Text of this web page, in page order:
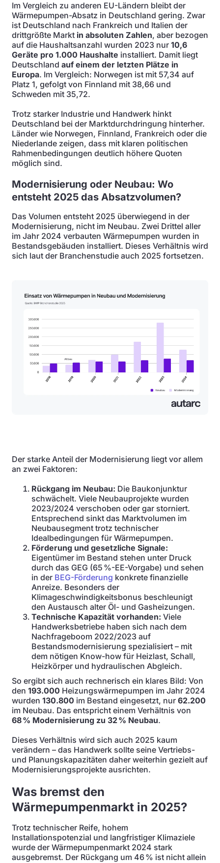
Im Vergleich zu anderen EU-Ländern bleibt der
Wärmepumpen-Absatz in Deutschland gering. Zwar
ist Deutschland nach Frankreich und Italien der
drittgrößte Markt in absoluten Zahlen, aber bezogen
auf die Haushaltsanzahl wurden 2023 nur 10,6
Geräte pro 1.000 Haushalte installiert. Damit liegt
Deutschland auf einem der letzten Plätze in
Europa. Im Vergleich: Norwegen ist mit 57,34 auf
Platz 1, gefolgt von Finnland mit 38,66 und
Schweden mit 35,72.
Trotz starker Industrie und Handwerk hinkt
Deutschland bei der Marktdurchdringung hinterher.
Länder wie Norwegen, Finnland, Frankreich oder die
Niederlande zeigen, dass mit klaren politischen
Rahmenbedingungen deutlich höhere Quoten
möglich sind.
Modernisierung oder Neubau: Wo
entsteht 2025 das Absatzvolumen?
Das Volumen entsteht 2025 überwiegend in der
Modernisierung, nicht im Neubau. Zwei Drittel aller
im Jahr 2024 verbauten Wärmepumpen wurden in
Bestandsgebäuden installiert. Dieses Verhältnis wird
sich laut der Branchenstudie auch 2025 fortsetzen.
Der starke Anteil der Modernisierung liegt vor allem
an zwei Faktoren:
Rückgang im Neubau: Die Baukonjunktur
schwächelt. Viele Neubauprojekte wurden
2023/2024 verschoben oder gar storniert.
Entsprechend sinkt das Marktvolumen im
Neubausegment trotz technischer
Idealbedingungen für Wärmepumpen.
Förderung und gesetzliche Signale:
Eigentümer im Bestand stehen unter Druck
durch das GEG (65 %-EE-Vorgabe) und sehen
in der BEG-Förderung konkrete finanzielle
Anreize. Besonders der
Klimageschwindigkeitsbonus beschleunigt
den Austausch alter Öl- und Gasheizungen.
Technische Kapazität vorhanden: Viele
Handwerksbetriebe haben sich nach dem
Nachfrageboom 2022/2023 auf
Bestandsmodernisierung spezialisiert – mit
dem nötigen Know-how für Heizlast, Schall,
Heizkörper und hydraulischen Abgleich.
So ergibt sich auch rechnerisch ein klares Bild: Von
den 193.000 Heizungswärmepumpen im Jahr 2024
wurden 130.800 im Bestand eingesetzt, nur 62.200
im Neubau. Das entspricht einem Verhältnis von
68 % Modernisierung zu 32 % Neubau.
Dieses Verhältnis wird sich auch 2025 kaum
verändern – das Handwerk sollte seine Vertriebs-
und Planungskapazitäten daher weiterhin gezielt auf
Modernisierungsprojekte ausrichten.
Was bremst den
Wärmepumpenmarkt in 2025?
Trotz technischer Reife, hohem
Installationspotenzial und langfristiger Klimaziele
wurde der Wärmepumpenmarkt 2024 stark
ausgebremst. Der Rückgang um 46 % ist nicht allein